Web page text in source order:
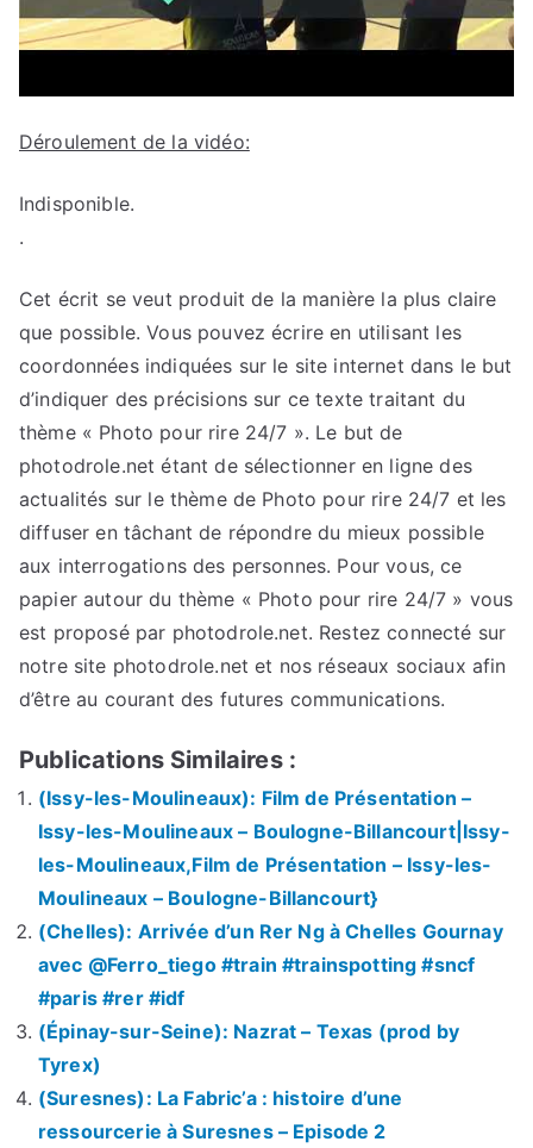
Déroulement de la vidéo:
Indisponible.
.
Cet écrit se veut produit de la manière la plus claire
que possible. Vous pouvez écrire en utilisant les
coordonnées indiquées sur le site internet dans le but
d’indiquer des précisions sur ce texte traitant du
thème « Photo pour rire 24/7 ». Le but de
photodrole.net étant de sélectionner en ligne des
actualités sur le thème de Photo pour rire 24/7 et les
diffuser en tâchant de répondre du mieux possible
aux interrogations des personnes. Pour vous, ce
papier autour du thème « Photo pour rire 24/7 » vous
est proposé par photodrole.net. Restez connecté sur
notre site photodrole.net et nos réseaux sociaux afin
d’être au courant des futures communications.
Publications Similaires :
(Issy-les-Moulineaux): Film de Présentation –
Issy-les-Moulineaux – Boulogne-Billancourt|Issy-
les-Moulineaux,Film de Présentation – Issy-les-
Moulineaux – Boulogne-Billancourt}
(Chelles): Arrivée d’un Rer Ng à Chelles Gournay
avec @Ferro_tiego #train #trainspotting #sncf
#paris #rer #idf
(Épinay-sur-Seine): Nazrat – Texas (prod by
Tyrex)
(Suresnes): La Fabric’a : histoire d’une
ressourcerie à Suresnes – Episode 2